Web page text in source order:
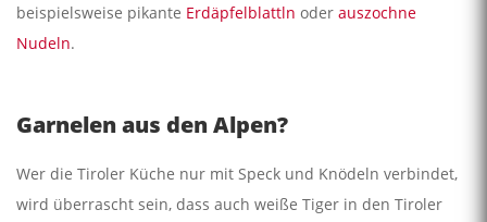
beispielsweise pikante Erdäpfelblattln oder auszochne
Nudeln.
Garnelen aus den Alpen?
Wer die Tiroler Küche nur mit Speck und Knödeln verbindet,
wird überrascht sein, dass auch weiße Tiger in den Tiroler